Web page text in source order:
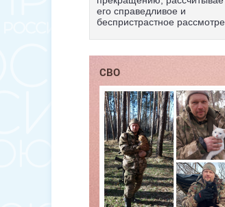
его справедливое и
беспристрастное
СВО